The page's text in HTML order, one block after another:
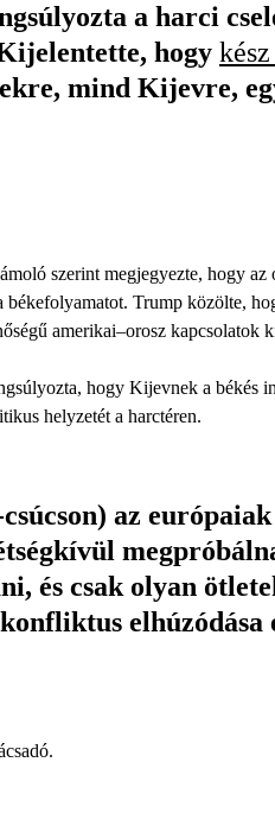
a harci
hogy
mind Kijevre,
szerint megjegyezte, hogy
békefolyamatot. Trump közölte,
amerikai–orosz kapcsolatok
hogy Kijevnek a békés
helyzetét a harctéren.
az
és csak olyan
elhúzódása